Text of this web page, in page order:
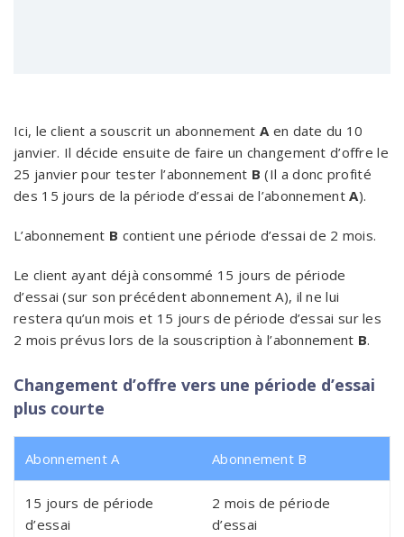
Ici, le client a souscrit un abonnement A en date du 10
janvier. Il décide ensuite de faire un changement d’offre le
25 janvier pour tester l’abonnement B(Il a donc profité
des 15 jours de la période d’essai de l’abonnementA).
L’abonnement B contient une période d’essai de 2 mois.
Le client ayant déjà consommé 15 jours de période
d’essai (sur son précédent abonnement A), il ne lui
restera qu’un mois et 15 jours de période d’essai sur les
2 mois prévus lors de la souscription à l’abonnement B.
Changement d’offre vers une période d’essai
plus courte
Abonnement A Abonnement B
15 jours de période
d’essai
2 mois de période
d’essai